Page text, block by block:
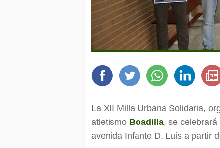
La XII Milla Urbana Solidaria,
atletismo Boadilla, se
avenida Infante D. Luis a partir